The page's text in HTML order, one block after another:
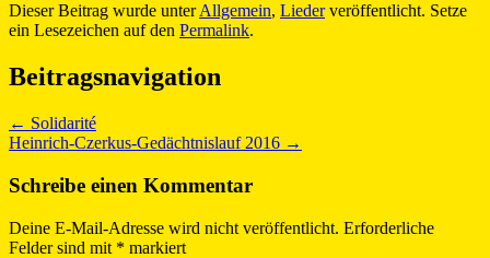
Dieser Beitrag wurde unterAllgemein, Liederveröffentlicht. Setze
ein Lesezeichen auf den Permalink.
Beitragsnavigation
← Solidarité
Heinrich-Czerkus-Gedächtnislauf 2016 →
Schreibe einen Kommentar
Deine E-Mail-Adresse wird nicht veröffentlicht. Erforderliche
Felder sind mit * markiert